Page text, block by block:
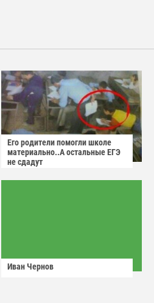
Его родители помогли школе
материально..А остальные ЕГЭ
не сдадут
Иван Чернов